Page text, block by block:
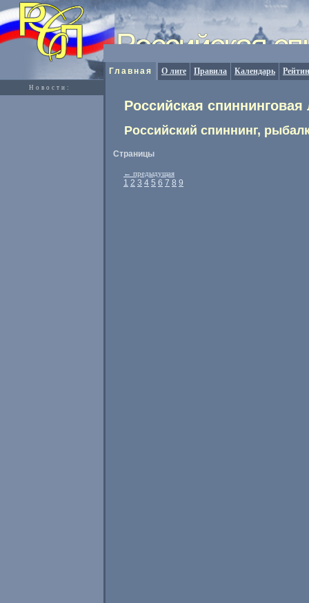
Главная О лиге Правила Календарь
Новости:
Российская
Российский спиннинг,
Страницы
← предыдущая
1 2 3 4 5 6 7 8 9